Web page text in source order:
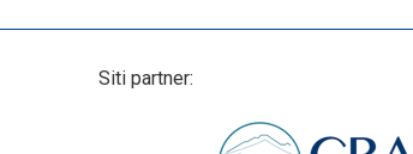
Siti partner: